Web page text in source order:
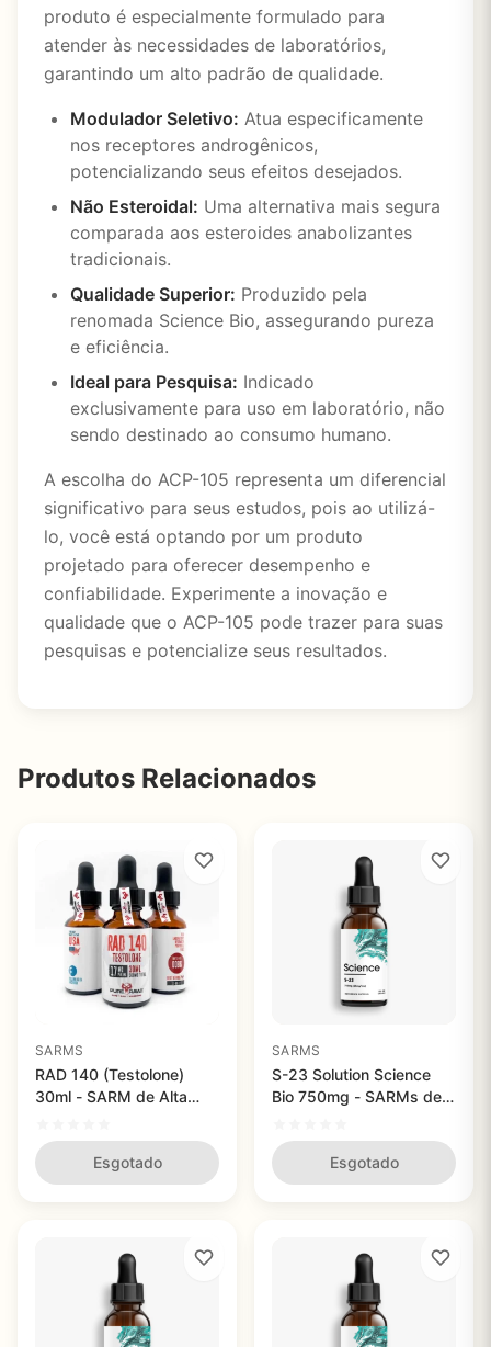
produto é especialmente formulado para
atender às necessidades de laboratórios,
garantindo um alto padrão de qualidade.
Modulador Seletivo: Atua especificamente
nos receptores androgênicos,
potencializando seus efeitos desejados.
Não Esteroidal: Uma alternativa mais segura
comparada aos esteroides anabolizantes
tradicionais.
Qualidade Superior: Produzido pela
renomada Science Bio, assegurando pureza
e eficiência.
Ideal para Pesquisa: Indicado
exclusivamente para uso em laboratório, não
sendo destinado ao consumo humano.
A escolha do ACP-105 representa um diferencial
significativo para seus estudos, pois ao utilizá-
lo, você está optando por um produto
projetado para oferecer desempenho e
confiabilidade. Experimente a inovação e
qualidade que o ACP-105 pode trazer para suas
pesquisas e potencialize seus resultados.
Produtos Relacionados
SARMS
RAD 140 (Testolone)
30ml - SARM de Alta
Músculos e Ossos
Esgotado
SARMS
S-23 Solution Science
Bio 750mg - SARMs de
Esgotado